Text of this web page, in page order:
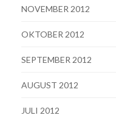
NOVEMBER 2012
OKTOBER 2012
SEPTEMBER 2012
AUGUST 2012
JULI 2012